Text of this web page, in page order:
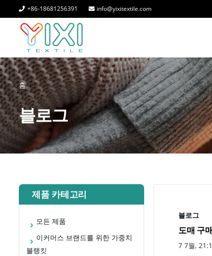
+86-18681256391 info@yixitextile.com
홈
블로그
제품 카테고리
모든 제품
이커머스 브랜드를 위한 가중치
블랭킷
블로그
도매 구
7 7월,